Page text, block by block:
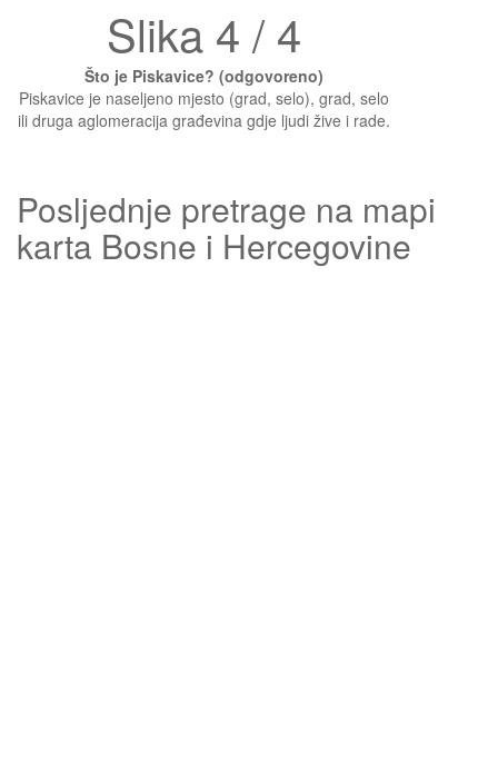
Slika 4 / 4
Što je Piskavice? (odgovoreno)
Piskavice je naseljeno mjesto (grad, selo), grad, selo
ili druga aglomeracija građevina gdje ljudi žive i rade.
Posljednje pretrage na mapi
karta Bosne i Hercegovine